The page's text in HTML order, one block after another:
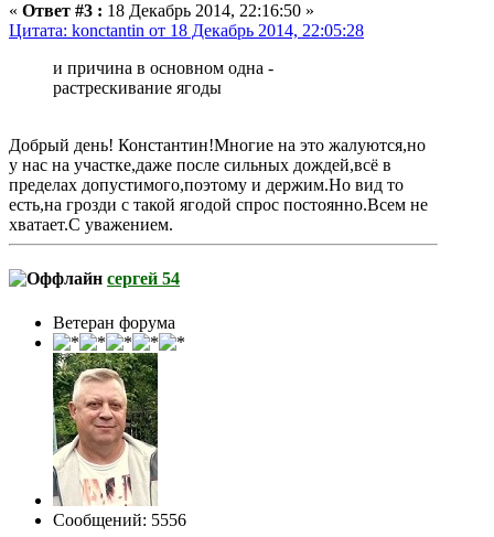
« Ответ #3 : 18 Декабрь 2014, 22:16:50 »
Цитата: konctantin от 18 Декабрь 2014, 22:05:28
и причина в основном одна -
растрескивание ягоды
Добрый день! Константин!Многие на это жалуются,но
у нас на участке,даже после сильных дождей,всё в
пределах допустимого,поэтому и держим.Но вид то
есть,на грозди с такой ягодой спрос постоянно.Всем не
хватает.С уважением.
сергей 54
Ветеран форума
Сообщений: 5556